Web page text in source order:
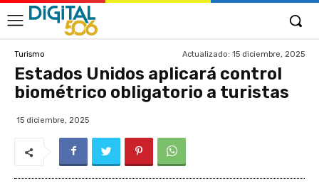
Turismo Actualizado: 15 diciembre, 2025
Estados Unidos aplicará control
biométrico obligatorio a turistas
15 diciembre, 2025